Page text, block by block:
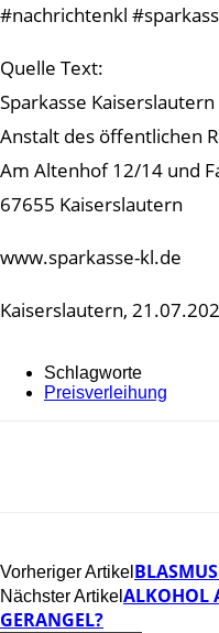
#nachrichtenkl
Quelle Text:
Sparkasse Kaiserslautern
Anstalt des öffentlichen
Am Altenhof 12/14 und
67655 Kaiserslautern
www.sparkasse-kl.de
Kaiserslautern,
Schlagworte
Preisverleihung
Vorheriger Artikel
Nächster Artikel ALKOHOL
GERANGEL?